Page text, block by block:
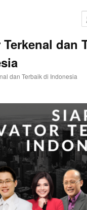
dan
dan Terbaik di Indonesia